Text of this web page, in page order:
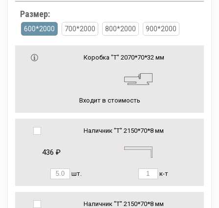
Размер:
600*2000 700*2000 800*2000 900*2000
Коробка "Т" 2070*70*32 мм
Входит в стоимость
Наличник "Т" 2150*70*8 мм
436 ₽
шт. к-т
Наличник "Т" 2150*70*8 мм